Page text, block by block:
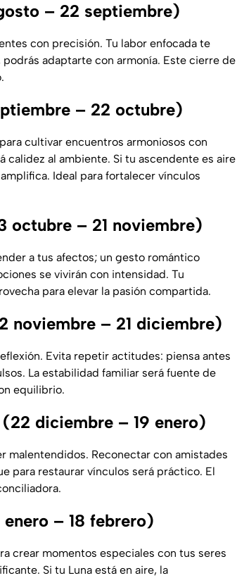
– 22 septiembre)
con precisión. Tu labor enfocada te
adaptarte con armonía. Este cierre de
– 22 octubre)
cultivar encuentros armoniosos con
calidez al ambiente. Si tu ascendente es aire
Ideal para fortalecer vínculos
octubre – 21 noviembre)
a tus afectos; un gesto romántico
se vivirán con intensidad. Tu
para elevar la pasión compartida.
noviembre – 21 diciembre)
Evita repetir actitudes: piensa antes
La estabilidad familiar será fuente de
equilibrio.
diciembre – 19 enero)
malentendidos. Reconectar con amistades
para restaurar vínculos será práctico. El
– 18 febrero)
crear momentos especiales con tus seres
Si tu Luna está en aire, la